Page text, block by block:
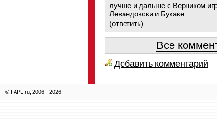
лучше и дальше с Верником
Левандовски и Букаке
(ответить)
Все
Добавить комментарий
© FAPL.ru, 2006—2026